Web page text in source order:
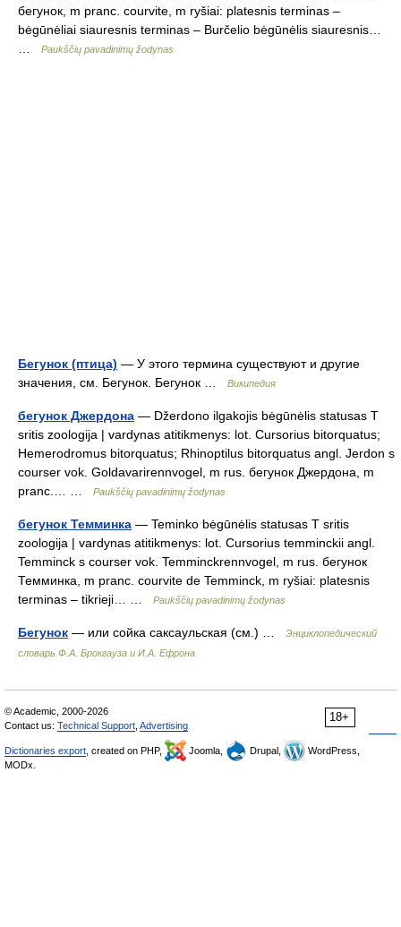
бегунок, m pranc. courvite, m ryšiai: platesnis terminas –
bėgūnėliai siauresnis terminas – Burčelio bėgūnėlis siauresnis…
Paukščių pavadinimų žodynas
Бегунок (птица) — У этого термина существуют и другие
значения, см. Бегунок. Бегунок …
Википедия
бегунок Джердона — Džerdono ilgakojis bėgūnėlis statusas T
sritis zoologija | vardynas atitikmenys: lot. Cursorius bitorquatus;
Hemerodromus bitorquatus; Rhinoptilus bitorquatus angl. Jerdon s
courser vok. Goldavarirennvogel, m rus. бегунок Джердона, m
pranc.… …
Paukščių pavadinimų žodynas
бегунок Темминка — Teminko bėgūnėlis statusas T sritis
zoologija | vardynas atitikmenys: lot. Cursorius temminckii angl.
Temminck s courser vok. Temminckrennvogel, m rus. бегунок
Темминка, m pranc. courvite de Temminck, m ryšiai: platesnis
terminas – tikrieji… …
Paukščių pavadinimų žodynas
Бегунок — или сойка саксаульская (см.) …
Энциклопедический
словарь Ф.А. Брокгауза и И.А. Ефрона
18+
© Academic, 2000-2026
Contact us: Technical Support Advertising
Dictionaries export , created on PHP, Joomla, Drupal,
WordPress,
MODx.